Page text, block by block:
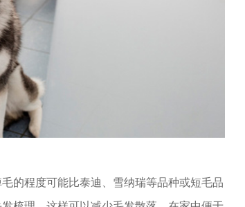
程度可能比泰迪、雪纳瑞等品种或短毛品